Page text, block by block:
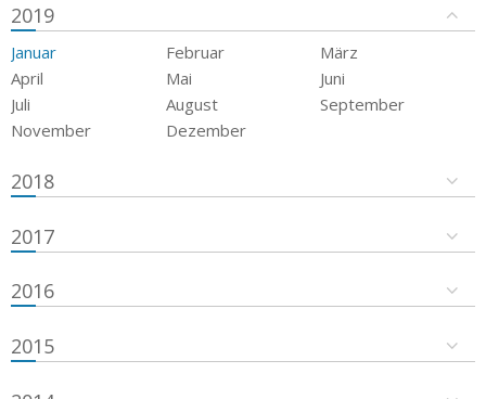
2019
Januar Februar
März
April
Mai
Juni
Juli
August
September
November
Dezember
2018
2017
2016
2015